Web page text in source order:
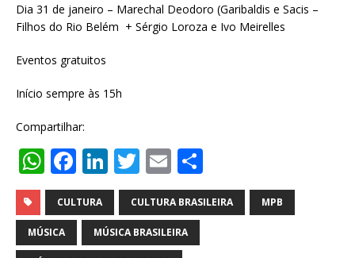
Dia 31 de janeiro – Marechal Deodoro (Garibaldis e Sacis –
Filhos do Rio Belém + Sérgio Loroza e Ivo Meirelles
Eventos gratuitos
Início sempre às 15h
Compartilhar:
W
h
at
s
F
a
c
e
Li
n
k
e
T
w
it
te
E
m
ai
l
h
ar
CULTURA CULTURA BRASILEIRA MPB
MÚSICA MÚSICA BRASILEIRA